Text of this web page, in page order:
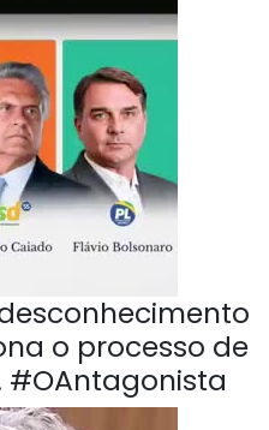
o processo de
#OAntagonista